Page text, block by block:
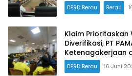
DPRD Berau Berau
Klaim Prioritaskan
Diverifikasi, PT
Ketenagakerjaan
DPRD Berau 16 Juni